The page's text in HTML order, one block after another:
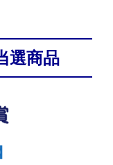
選商品